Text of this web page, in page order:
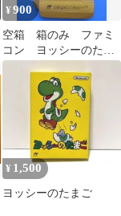
¥900
空箱 箱のみ ファミ
コン ヨッシーのたま
ご 1991年 任天堂
¥ 1,500
ヨッシーのたまご